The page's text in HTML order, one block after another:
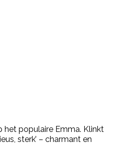
het populaire Emma. Klinkt
sterk’ – charmant en